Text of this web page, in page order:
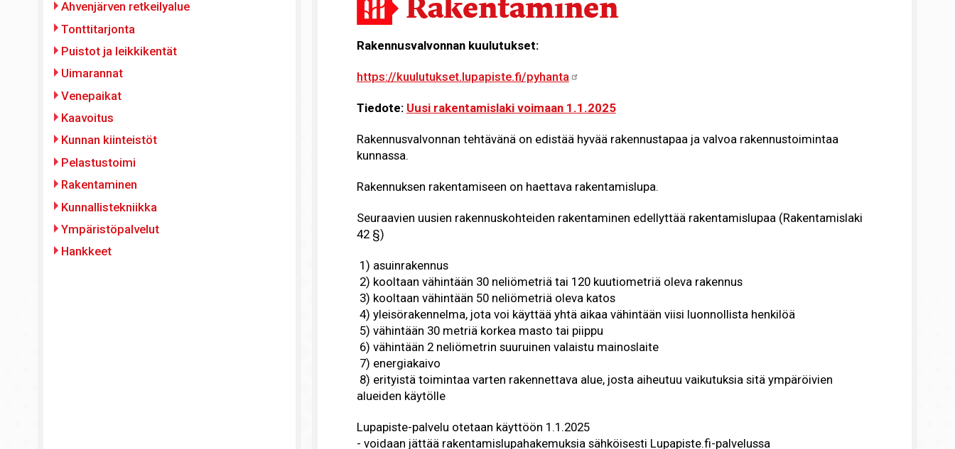
Rakentaminen
Rakennusvalvonnan kuulutukset:
https://kuulutukset.lupapiste.fi/pyhanta
Tiedote: Uusi rakentamislaki voimaan 1.1.2025
Rakennusvalvonnan tehtävänä on edistää hyvää rakennustapaa ja valvoa rakennustoimintaa
kunnassa.
Rakennuksen rakentamiseen on haettava rakentamislupa.
Seuraavien uusien rakennuskohteiden rakentaminen edellyttää rakentamislupaa (Rakentamislaki
42 §)
1) asuinrakennus
2) kooltaan vähintään 30 neliömetriä tai 120 kuutiometriä oleva rakennus
3) kooltaan vähintään 50 neliömetriä oleva katos
4) yleisörakennelma, jota voi käyttää yhtä aikaa vähintään viisi luonnollista henkilöä
5) vähintään 30 metriä korkea masto tai piippu
6) vähintään 2 neliömetrin suuruinen valaistu mainoslaite
7) energiakaivo
8) erityistä toimintaa varten rakennettava alue, josta aiheutuu vaikutuksia sitä ympäröivien
alueiden käytölle
Lupapiste-palvelu otetaan käyttöön 1.1.2025
- voidaan jättää rakentamislupahakemuksia sähköisesti Lupapiste.fi-palvelussa
Ahvenjärven retkeilyalue
Tonttitarjonta
Puistot ja leikkikentät
Uimarannat
Venepaikat
Kaavoitus
Kunnan kiinteistöt
Pelastustoimi
Rakentaminen
Kunnallistekniikka
Ympäristöpalvelut
Hankkeet